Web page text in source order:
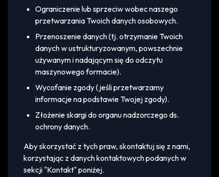
Ograniczenie lub sprzeciw wobec naszego
przetwarzania Twoich danych osobowych.
Przenoszenie danych (tj. otrzymanie Twoich
danych w ustrukturyzowanym, powszechnie
używanym i nadającym się do odczytu
maszynowego formacie).
Wycofanie zgody (jeśli przetwarzamy
informacje na podstawie Twojej zgody).
Złożenie skargi do organu nadzorczego ds.
ochrony danych.
Aby skorzystać z tych praw, skontaktuj się z nami,
korzystając z danych kontaktowych podanych w
sekcji "Kontakt" poniżej.